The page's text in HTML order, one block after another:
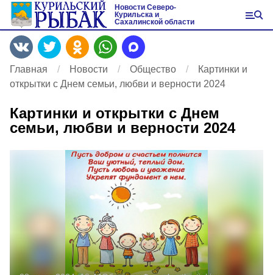
Новости Северо-
Курильска и
Сахалинской области
Главная Новости Общество
Картинки и
открытки с Днем семьи, любви и верности 2024
Картинки и открытки с Днем
семьи, любви и верности 2024